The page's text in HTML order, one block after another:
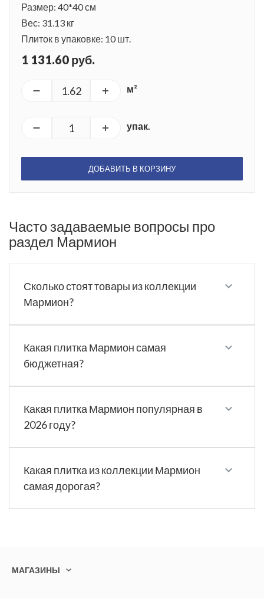
Размер: 40*40 см
Вес: 31.13 кг
Плиток в упаковке: 10 шт.
1 131.60 руб.
м²
упак.
ДОБАВИТЬ В КОРЗИНУ
Часто задаваемые вопросы про
раздел Мармион
Сколько стоят товары из коллекции
Мармион?
Какая плитка Мармион самая
бюджетная?
Какая плитка Мармион популярная в
2026 году?
Какая плитка из коллекции Мармион
самая дорогая?
МАГАЗИНЫ